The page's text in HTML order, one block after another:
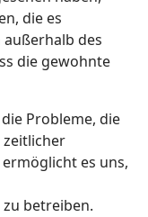
die es
des
die gewohnte
Probleme, die
es uns,
betreiben.